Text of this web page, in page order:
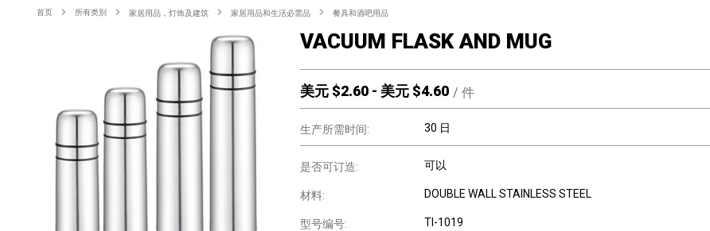
首页 所有类別 家居用品，灯饰及建筑 家居用品和生活必需品 餐具和酒吧用品
VACUUM FLASK AND MUG
美元 $2.60 - 美元 $4.60 / 件
生产所需时间: 30 日
是否可订造: 可以
材料: DOUBLE WALL STAINLESS STEEL
型号编号: TI-1019